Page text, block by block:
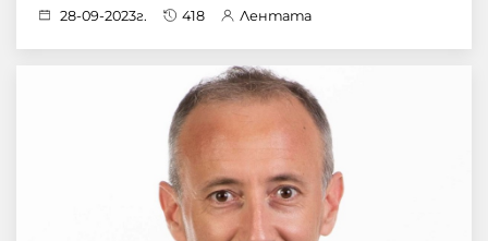
28-09-2023г. 418 Лентата